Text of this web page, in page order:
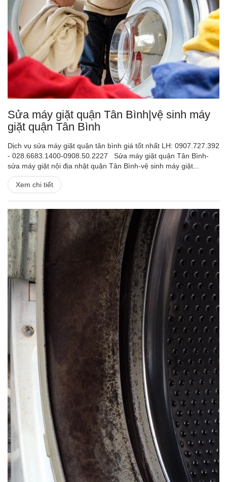
Sửa máy giặt quận Tân Bình|vệ sinh máy
giặt quận Tân Bình
Dịch vụ sửa máy giặt quận tân bình giá tốt nhất LH: 0907.727.392
- 028.6683.1400-0908.50.2227 Sửa máy giặt quận Tân Bình-
sửa máy giặt nội địa nhật quận Tân Bình-vệ sinh máy giặt...
Xem chi tiết